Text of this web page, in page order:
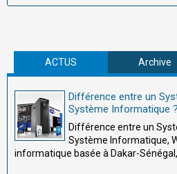
ACTUS Archive
Différence entre un
Système Informatique ?
Différence entre un
Système Informatique,
informatique basée à Dakar-Sénégal,